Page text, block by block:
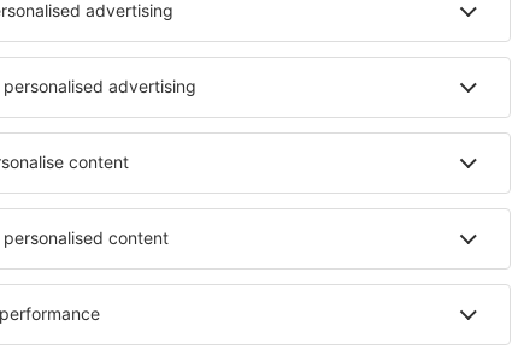
newsletteru, vepsáním e-mailové adresy a zvolením možnosti „Zapsat se“
aplikaci
pohodlně
v kategorii cestování
na dosah ruky
na jednom místě